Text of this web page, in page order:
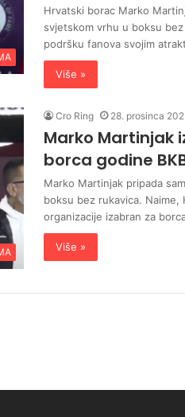
Hrvatski borac Marko
svjetskom vrhu u boksu
podršku fanova svojim
Više »
Cro Ring 28. prosinca
Marko Martinjak
borca godine
Marko Martinjak pripada
boksu bez rukavica. Naime,
organizacije izabran za
Više »